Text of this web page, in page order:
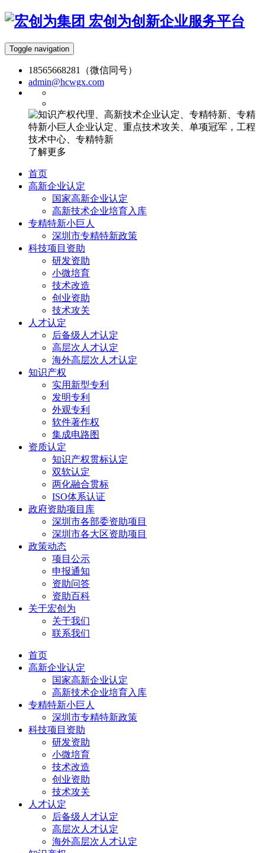
宏创为创新企业服务平台
Toggle navigation
18565668281（微信同号）
admin@hcwgx.com
了解更多
首页
高新企业认定
国家高新企业认定
高新技术企业培育入库
专精特新小巨人
深圳市专精特新政策
科技项目资助
研发资助
小微培育
技术改造
创业资助
技术攻关
人才认定
后备级人才认定
高层次人才认定
海外高层次人才认定
知识产权
实用新型专利
发明专利
外观专利
软件著作权
集成电路图
资质认定
知识产权贯标认定
双软认定
两化融合贯标
ISO体系认证
政府资助项目库
深圳市各部委资助项目
深圳市各大区资助项目
政策动态
项目公示
申报通知
资助问答
资助百科
关于宏创为
关于我们
联系我们
首页
高新企业认定
国家高新企业认定
高新技术企业培育入库
专精特新小巨人
深圳市专精特新政策
科技项目资助
研发资助
小微培育
技术改造
创业资助
技术攻关
人才认定
后备级人才认定
高层次人才认定
海外高层次人才认定